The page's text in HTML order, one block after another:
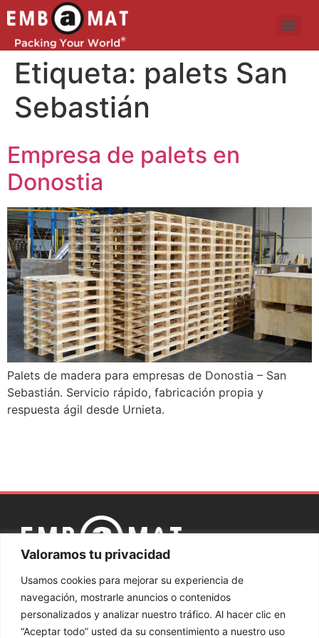
Valoramos tu privacidad
Usamos cookies para mejorar su experiencia de
navegación, mostrarle anuncios o contenidos
personalizados y analizar nuestro tráfico. Al hacer clic en
“Aceptar todo” usted da su consentimiento a nuestro uso
Etiqueta: palets San
Sebastián
Empresa de palets en
Donostia
Palets de madera para empresas de Donostia – San
Sebastián. Servicio rápido, fabricación propia y
respuesta ágil desde Urnieta.
legal de
cookies
privacidad
de Información